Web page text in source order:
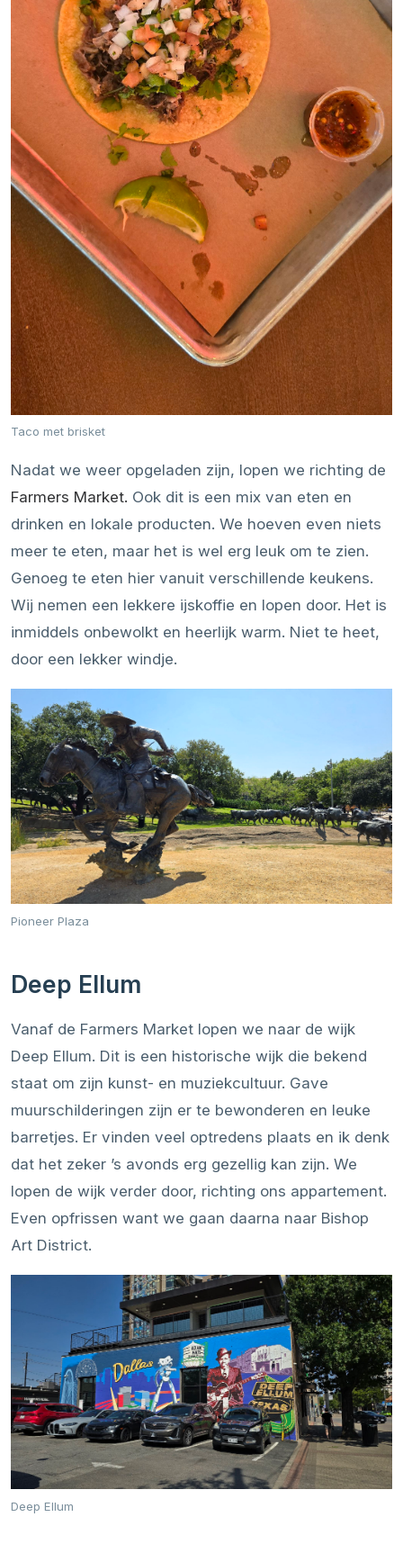
Taco met brisket
Nadat we weer opgeladen zijn, lopen we richting de
Farmers Market. Ook dit is een mix van eten en
drinken en lokale producten. We hoeven even niets
meer te eten, maar het is wel erg leuk om te zien.
Genoeg te eten hier vanuit verschillende keukens.
Wij nemen een lekkere ijskoffie en lopen door. Het is
inmiddels onbewolkt en heerlijk warm. Niet te heet,
door een lekker windje.
Pioneer Plaza
Deep Ellum
Vanaf de Farmers Market lopen we naar de wijk
Deep Ellum. Dit is een historische wijk die bekend
staat om zijn kunst- en muziekcultuur. Gave
muurschilderingen zijn er te bewonderen en leuke
barretjes. Er vinden veel optredens plaats en ik denk
dat het zeker ’s avonds erg gezellig kan zijn. We
lopen de wijk verder door, richting ons appartement.
Even opfrissen want we gaan daarna naar Bishop
Art District.
Deep Ellum